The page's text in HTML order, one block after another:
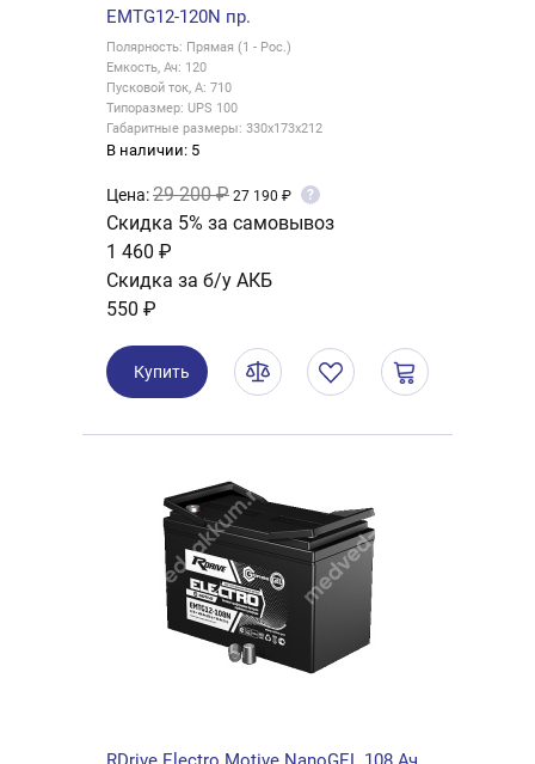
EMTG12-120N пр.
Полярность: Прямая (1 - Рос.)
Емкость, Ач: 120
Пусковой ток, А: 710
Типоразмер: UPS 100
Габаритные размеры: 330x173x212
В наличии: 5
Цена:29 200 ₽ 27 190 ₽ ?
Скидка 5% за самовывоз
1 460 ₽
Скидка за б/у АКБ
550 ₽
Купить